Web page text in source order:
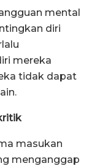
mental
diri
mereka
tidak dapat
masukan
menganggap